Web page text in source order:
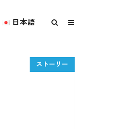
日本語